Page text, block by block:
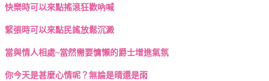
快樂時可以來點搖滾狂歡吶喊
緊張時可以來點民謠放鬆沉澱
當與情人相處~當然需要慵懶的爵士增進氣氛
你今天是甚麼心情呢？無論是晴還是雨